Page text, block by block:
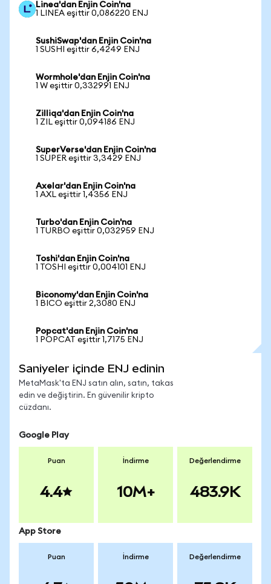
Linea'dan Enjin Coin'na
1 LINEA eşittir 0,086220 ENJ
SushiSwap'dan Enjin Coin'na
1 SUSHI eşittir 6,4249 ENJ
Wormhole'dan Enjin Coin'na
1 W eşittir 0,332991 ENJ
Zilliqa'dan Enjin Coin'na
1 ZIL eşittir 0,094186 ENJ
SuperVerse'dan Enjin Coin'na
1 SUPER eşittir 3,3429 ENJ
Axelar'dan Enjin Coin'na
1 AXL eşittir 1,4356 ENJ
Turbo'dan Enjin Coin'na
1 TURBO eşittir 0,032959 ENJ
Toshi'dan Enjin Coin'na
1 TOSHI eşittir 0,004101 ENJ
Biconomy'dan Enjin Coin'na
1 BICO eşittir 2,3080 ENJ
Popcat'dan Enjin Coin'na
1 POPCAT eşittir 1,7175 ENJ
Saniyeler içinde ENJ edinin
MetaMask'ta ENJ satın alın, satın, takas
edin ve değiştirin. En güvenilir kripto
cüzdanı.
Google Play
Puan
4.4
İndirme
10M+
Değerlendirme
483.9K
App Store
Puan İndirme Değerlendirme